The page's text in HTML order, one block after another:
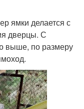
ямки делается с
дверцы. С
выше, по размеру